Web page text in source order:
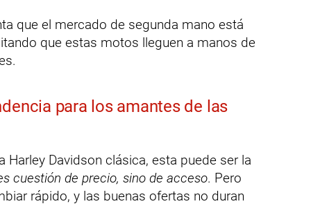
que el mercado de segunda mano está
que estas motos lleguen a manos de
para los amantes de las
Harley Davidson clásica, esta puede ser la
cuestión de precio, sino de acceso. Pero
rápido, y las buenas ofertas no duran